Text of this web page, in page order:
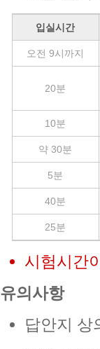
입실시간
오전 9시까지
20분
10분
약 30분
5분
40분
25분
시험시간
유의사항
답안지 상